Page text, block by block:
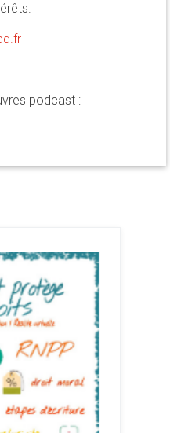
podcast :